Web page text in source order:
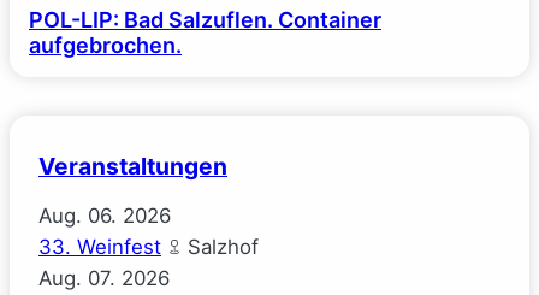
POL-LIP: Bad Salzuflen. Container
aufgebrochen.
Veranstaltungen
Aug. 06. 2026
33. Weinfest
Salzhof
Aug. 07. 2026